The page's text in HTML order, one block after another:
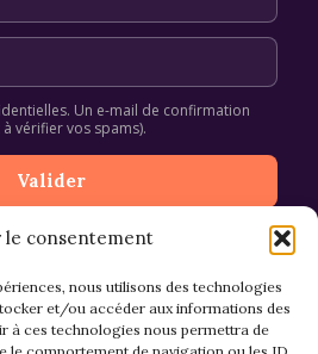
le consentement
nous utilisons des technologies
et/ou accéder aux informations des
à ces technologies nous permettra de
Un e-mail de confirmation
vérifier vos spams).